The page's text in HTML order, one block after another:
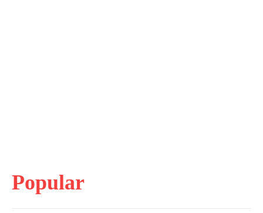
Popular